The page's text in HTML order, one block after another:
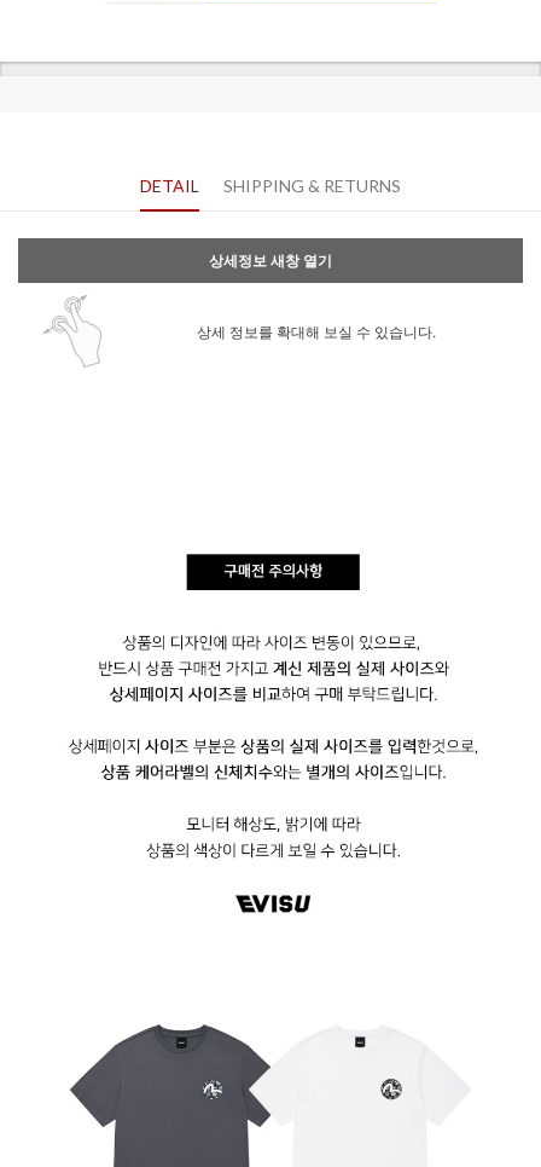
DETAIL SHIPPING & RETURNS
상세정보 새창 열기
상세 정보를 확대해 보실 수 있습니다.